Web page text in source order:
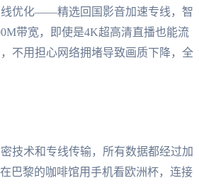
优化——精选回国影音加速专线，智
带宽，即使是4K超高清直播也能流
不用担心网络拥堵导致画质下降，全
技术和专线传输，所有数据都经过加
巴黎的咖啡馆用手机看欧洲杯，连接